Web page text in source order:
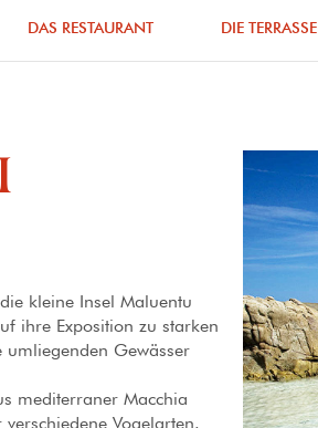
DAS RESTAURANT DIE TERRASSE
kleine Insel Maluentu
ihre Exposition zu starken
Gewässer
mediterraner Macchia
Vogelarten.